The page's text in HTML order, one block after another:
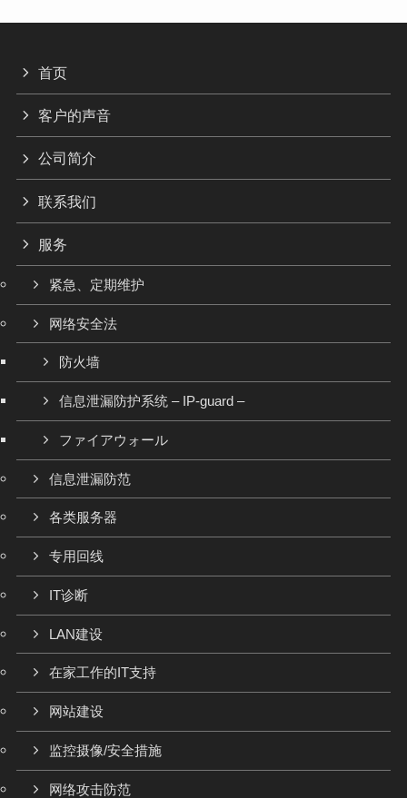
首页
客户的声音
公司简介
联系我们
服务
紧急、定期维护
网络安全法
防火墙
信息泄漏防护系统 – IP-guard –
ファイアウォール
信息泄漏防范
各类服务器
专用回线
IT诊断
LAN建设
在家工作的IT支持
网站建设
监控摄像/安全措施
网络攻击防范